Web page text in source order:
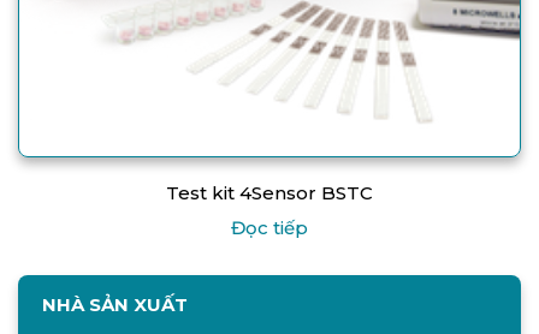
Test kit 4Sensor BSTC
Đọc tiếp
NHÀ SẢN XUẤT